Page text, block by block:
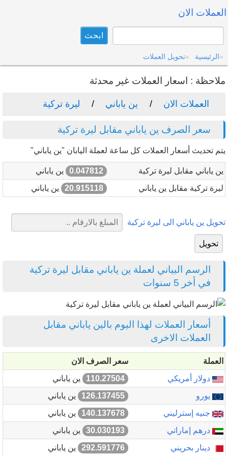
العملات الان
الرئيسية تحويل العملات
ملاحظة : اسعار العملات غير محدثة
العملات الان ين ياباني ليرة تركية
سعر الصرف ين ياباني مقابل ليرة تركية
يتم تحديث أسعار العملات كل ساعة لعملة اليابان "ين ياباني"
ين ياباني مقابل ليرة تركية 0.047812
ين ياباني
ليرة تركية مقابل ين ياباني
20.915118 ين ياباني
تحويل ين ياباني الى ليرة تركية
الرسم البياني لعملة ين ياباني مقابل ليرة تركية
في أخر 5 سنوات
أسعار العملات لهذا اليوم بالين ياباني مقابل
العملات الاخرى
العملة
سعر الصرف الان
دولار أمريكي
110.27504
ين ياباني
يورو
126.137455
ين ياباني
جنيه إسترليني
140.137678
ين ياباني
درهم إماراتي
30.030193
ين ياباني
دينار بحريني
292.591776 ين ياباني